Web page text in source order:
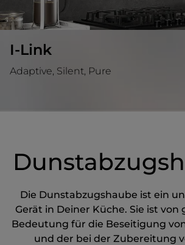
I-Link
Adaptive, Silent, Pure
Die Dunstabzugshaube ist ein
Gerät in Deiner Küche. Sie ist
Bedeutung für die Beseitigung
und der bei der Zubereitung